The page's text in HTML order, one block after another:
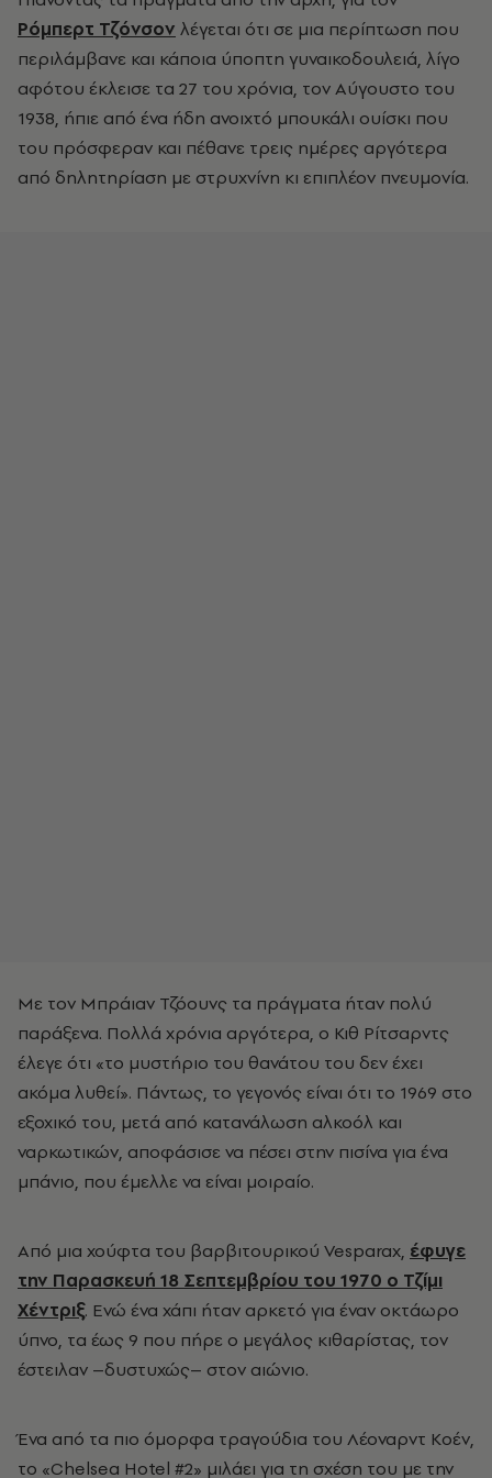
Ρόμπερτ Τζόνσον λέγεται ότι σε μια περίπτωση που
περιλάμβανε και κάποια ύποπτη γυναικοδουλειά, λίγο
αφότου έκλεισε τα 27 του χρόνια, τον Αύγουστο του
1938, ήπιε από ένα ήδη ανοιχτό μπουκάλι ουίσκι που
του πρόσφεραν και πέθανε τρεις ημέρες αργότερα
από δηλητηρίαση με στρυχνίνη κι επιπλέον πνευμονία.
Με τον Μπράιαν Τζόουνς τα πράγματα ήταν πολύ
παράξενα. Πολλά χρόνια αργότερα, ο Κιθ Ρίτσαρντς
έλεγε ότι «το μυστήριο του θανάτου του δεν έχει
ακόμα λυθεί». Πάντως, το γεγονός είναι ότι το 1969 στο
εξοχικό του, μετά από κατανάλωση αλκοόλ και
ναρκωτικών, αποφάσισε να πέσει στην πισίνα για ένα
μπάνιο, που έμελλε να είναι μοιραίο.
Από μια χούφτα του βαρβιτουρικού Vesparax, έφυγε
την Παρασκευή 18 Σεπτεμβρίου του 1970 ο Τζίμι
Χέντριξ. Ενώ ένα χάπι ήταν αρκετό για έναν οκτάωρο
ύπνο, τα έως 9 που πήρε ο μεγάλος κιθαρίστας, τον
έστειλαν –δυστυχώς– στον αιώνιο.
Ένα από τα πιο όμορφα τραγούδια του Λέοναρντ Κοέν,
το «Chelsea Hotel #2» μιλάει για τη σχέση του με την